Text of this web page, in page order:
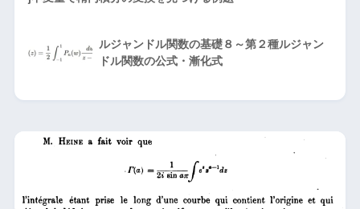
ルジャンドル関数の基礎８～第２種ルジャン
ドル関数の公式・漸化式